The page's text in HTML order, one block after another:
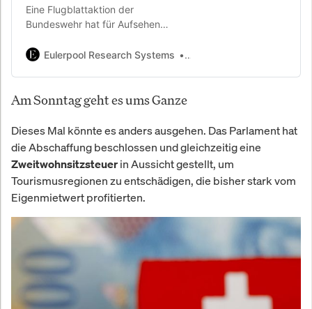
Eine Flugblattaktion der
Bundeswehr hat für Aufsehen
über die deutsch-polnische Grenze
Eulerpool Research Systems Eulerpool Research
Am Sonntag geht es ums Ganze
Dieses Mal könnte es anders ausgehen. Das Parlament hat
die Abschaffung beschlossen und gleichzeitig eine
Zweitwohnsitzsteuer in Aussicht gestellt, um
Tourismusregionen zu entschädigen, die bisher stark vom
Eigenmietwert profitierten.